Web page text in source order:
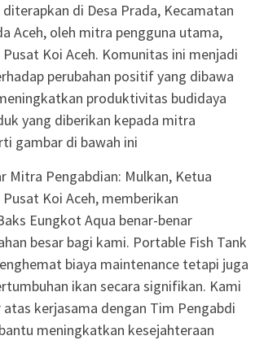
di Desa Prada, Kecamatan
Aceh, oleh mitra pengguna utama,
Koi Aceh. Komunitas ini menjadi
perubahan positif yang dibawa
produktivitas budidaya
yang diberikan kepada mitra
gambar di bawah ini
Mitra Pengabdian: Mulkan, Ketua
Koi Aceh, memberikan
Eungkot Aqua benar-benar
besar bagi kami. Portable Fish Tank
biaya maintenance tetapi juga
ikan secara signifikan. Kami
kerjasama dengan Tim Pengabdi
meningkatkan kesejahteraan